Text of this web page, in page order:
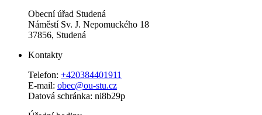
Obecní úřad Studená
Náměstí Sv. J. Nepomuckého 18
37856, Studená
Kontakty
Telefon: +420384401911
E-mail: obec@ou-stu.cz
Datová schránka: ni8b29p